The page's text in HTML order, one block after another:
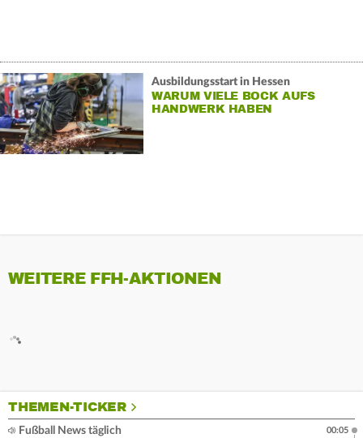
Ausbildungsstart in Hessen
WARUM VIELE BOCK AUFS
HANDWERK HABEN
WEITERE FFH-AKTIONEN
THEMEN-TICKER
Fußball News täglich
00:05